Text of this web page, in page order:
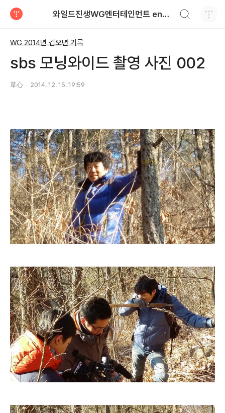
와일드진생WG엔터테인먼트 entertainment
WG 2014년 갑오년 기록
sbs 모닝와이드 촬영 사진 002
草心 2014. 12. 15. 19:59